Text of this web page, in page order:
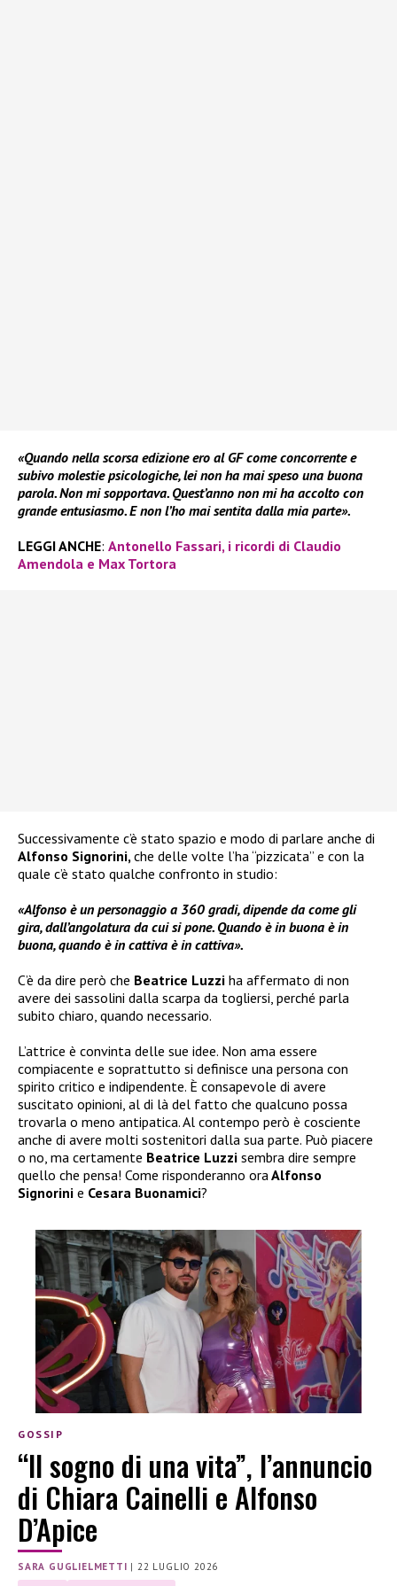
«Quando nella scorsa edizione ero al GF come concorrente e
subivo molestie psicologiche, lei non ha mai speso una buona
parola. Non mi sopportava. Quest’anno non mi ha accolto con
grande entusiasmo. E non l’ho mai sentita dalla mia parte».
LEGGI ANCHE: Antonello Fassari, i ricordi di Claudio
Amendola e Max Tortora
Successivamente c’è stato spazio e modo di parlare anche di
Alfonso Signorini,che delle volte l’ha “pizzicata” e con la
quale c’è stato qualche confronto in studio:
«Alfonso è un personaggio a 360 gradi, dipende da come gli
gira, dall’angolatura da cui si pone. Quando è in buona è in
buona, quando è in cattiva è in cattiva».
C’è da dire però che Beatrice Luzzi ha affermato di non
avere dei sassolini dalla scarpa da togliersi, perché parla
subito chiaro, quando necessario.
L’attrice è convinta delle sue idee. Non ama essere
compiacente e soprattutto si definisce una persona con
spirito critico e indipendente. È consapevole di avere
suscitato opinioni, al di là del fatto che qualcuno possa
trovarla o meno antipatica. Al contempo però è cosciente
anche di avere molti sostenitori dalla sua parte. Può piacere
o no, ma certamente Beatrice Luzzi sembra dire sempre
quello che pensa! Come risponderanno oraAlfonso
Signorini e Cesara Buonamici?
GOSSIP
“Il sogno di una vita”, l’annuncio
di Chiara Cainelli e Alfonso
D’Apice
SARA GUGLIELMETTI | 22 LUGLIO 2026